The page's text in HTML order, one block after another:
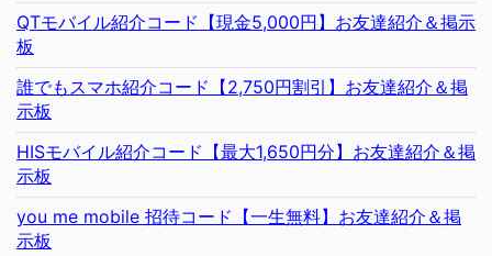
QTモバイル紹介コード【現金5,000円】お友達紹介＆掲示
板
誰でもスマホ紹介コード【2,750円割引】お友達紹介＆掲
示板
HISモバイル紹介コード【最大1,650円分】お友達紹介＆掲
示板
you me mobile 招待コード【一生無料】お友達紹介＆掲
示板